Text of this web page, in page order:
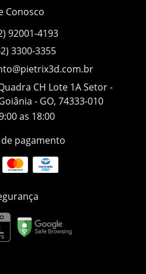
Conosco
92001-4193
3300-3355
CH Lote 1A Setor -
- GO, 74333-010
as 18:00
pagamento